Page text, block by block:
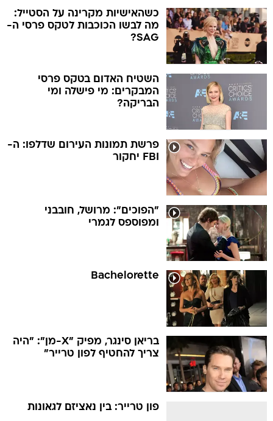
כשהאישיות מקרינה על הסטייל:
מה לבשו הכוכבות לטקס פרסי ה-
SAG?
השטיח האדום בטקס פרסי
המבקרים: מי פישלה ומי
הבריקה?
פרשת תמונות העירום שדלפו: ה-
FBI יחקור
"הפוכים": מרושל, חובבני
ומפוספס לגמרי
Bachelorette
בריאן סינגר, מפיק "X-מן": "היה
צריך להחטיף לפון טרייר"
פון טרייר: בין נאציזם לגאונות